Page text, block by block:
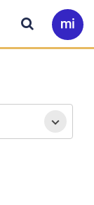
Ir
a
Buscar